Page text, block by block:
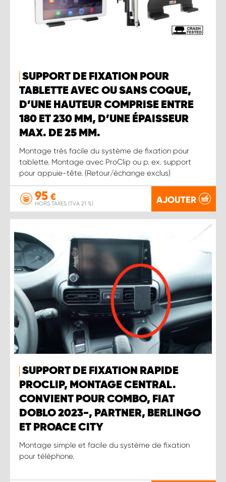
SUPPORT DE FIXATION POUR
TABLETTE AVEC OU SANS COQUE,
D’UNE HAUTEUR COMPRISE ENTRE
180 ET 230 MM, D’UNE ÉPAISSEUR
MAX. DE 25 MM.
Montage très facile du système de fixation pour
tablette. Montage avec ProClip ou p. ex. support
pour appuie-tête. (Retour/échange exclus)
95 €
HORS TAXES (TVA 21 %) AJOUTER
SUPPORT DE FIXATION RAPIDE
PROCLIP, MONTAGE CENTRAL.
CONVIENT POUR COMBO, FIAT
DOBLO 2023-, PARTNER, BERLINGO
ET PROACE CITY
Montage simple et facile du système de fixation
pour téléphone.